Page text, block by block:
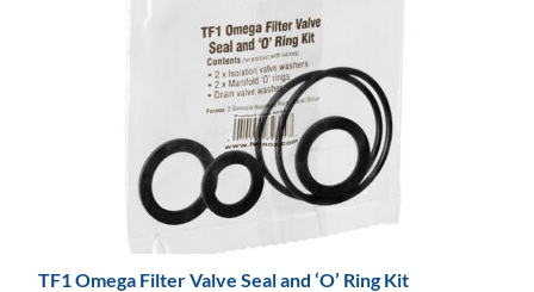
TF1 Omega Filter Valve Seal and ‘O’ Ring Kit